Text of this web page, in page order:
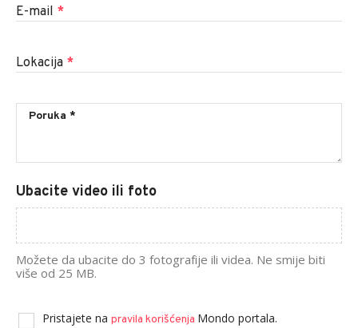
E-mail *
Lokacija *
Ubacite video ili foto
Možete da ubacite do 3 fotografije ili videa. Ne smije biti
više od 25 MB.
Pristajete na pravila korišćenja Mondo portala.